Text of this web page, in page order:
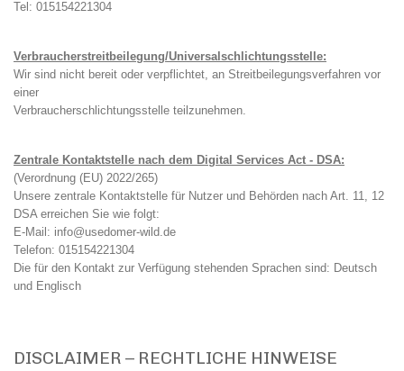
Tel: 015154221304
Verbraucherstreitbeilegung/Universalschlichtungsstelle:
Wir sind nicht bereit oder verpflichtet, an Streitbeilegungsverfahren vor
einer
Verbraucherschlichtungsstelle teilzunehmen.
Zentrale Kontaktstelle nach dem Digital Services Act - DSA:
(Verordnung (EU) 2022/265)
Unsere zentrale Kontaktstelle für Nutzer und Behörden nach Art. 11, 12
DSA erreichen Sie wie folgt:
E-Mail: info@usedomer-wild.de
Telefon: 015154221304
Die für den Kontakt zur Verfügung stehenden Sprachen sind: Deutsch
und Englisch
DISCLAIMER – RECHTLICHE HINWEISE